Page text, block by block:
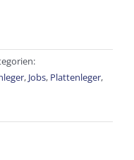
, Jobs, Plattenleger,